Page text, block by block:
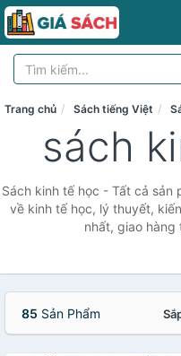
Trang chủ Sách tiếng Việt
sách
Sách kinh tế học - Tất cả sản
về kinh tế học, lý thuyết,
nhất, giao hàng
85 Sản Phẩm